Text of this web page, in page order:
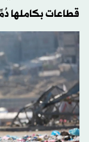
قطاعات بكاملها